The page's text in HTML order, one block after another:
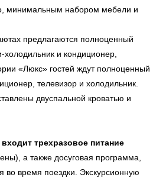
минимальным набором мебели и
предлагаются полноценный
и кондиционер,
«Люкс» гостей ждут полноценный
телевизор и холодильник.
двуспальной кроватью и
трехразовое питание
а также досуговая программа,
во время поездки. Экскурсионную